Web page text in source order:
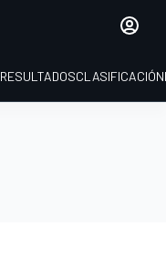
RESULTADOSCLASIFICACIÓN